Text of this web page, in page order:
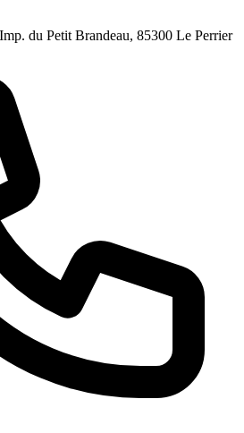
du Petit Brandeau, 85300 Le Perrier